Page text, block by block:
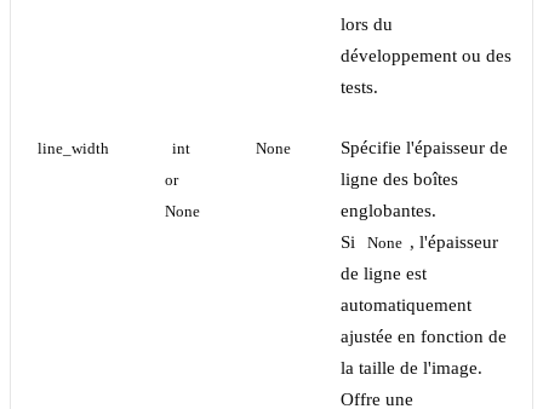
lors du
développement ou des
tests.
line_width
int
or
None
None
Spécifie l'épaisseur de
ligne des boîtes
englobantes.
Si
None , l'épaisseur
de ligne est
automatiquement
ajustée en fonction de
la taille de l'image.
Offre une